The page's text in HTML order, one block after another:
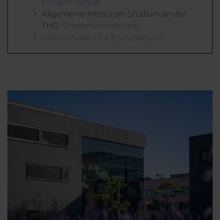
Allgemeine Infos zum Studium an der
THD: Studienorientierung
Informationen für Erstsemester